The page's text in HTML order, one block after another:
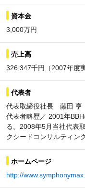
資本金
3,000万円
売上高
326,347千円（2007年度実
代表者
代表取締役社長 藤田 亨
代表者略歴／ 2001年
る。2008年5月当社代表
クシードコンサルティン
ホームページ
http://